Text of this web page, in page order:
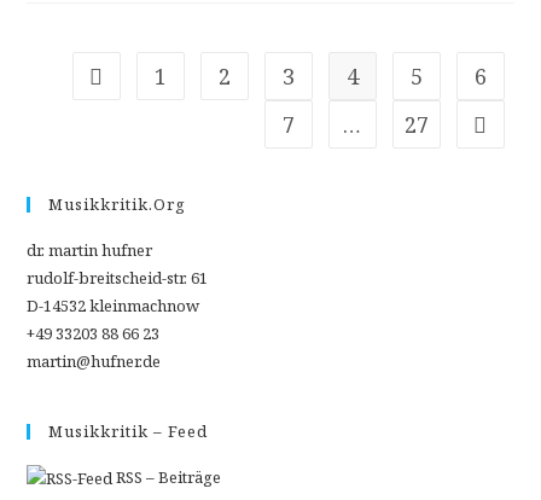
TIPPING
Zur vorherigen Seite
1 2 3 4 5
6
7
… 27 Zur
Musikkritik.org
dr. martin hufner
rudolf-breitscheid-str. 61
D-14532 kleinmachnow
+49 33203 88 66 23
martin@hufner.de
Musikkritik – Feed
RSS – Beiträge